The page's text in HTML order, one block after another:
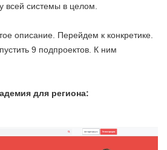
всей системы в целом.
описание. Перейдем к конкретике.
9 подпроектов. К ним
для региона: